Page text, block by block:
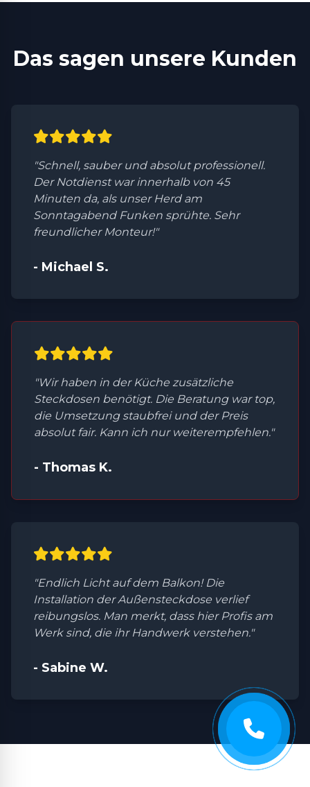
Das sagen unsere Kunden
"Schnell, sauber und absolut professionell.
Der Notdienst war innerhalb von 45
Minuten da, als unser Herd am
Sonntagabend Funken sprühte. Sehr
freundlicher Monteur!"
- Michael S.
"Wir haben in der Küche zusätzliche
Steckdosen benötigt. Die Beratung war top,
die Umsetzung staubfrei und der Preis
absolut fair. Kann ich nur weiterempfehlen."
- Thomas K.
"Endlich Licht auf dem Balkon! Die
Installation der Außensteckdose verlief
reibungslos. Man merkt, dass hier Profis am
Werk sind, die ihr Handwerk verstehen."
- Sabine W.